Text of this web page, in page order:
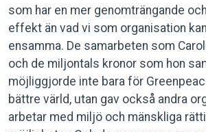
som har en mer genomträngande
effekt än vad vi som organisation
ensamma. De samarbeten som
och de miljontals kronor som hon
möjliggjorde inte bara för
bättre värld, utan gav också andra
arbetar med miljö och mänskliga